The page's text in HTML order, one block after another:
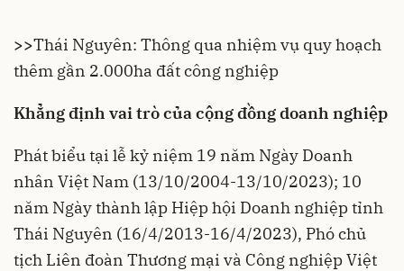
>>Thái Nguyên: Thông qua nhiệm vụ quy hoạch
thêm gần 2.000ha đất công nghiệp
Khẳng định vai trò của cộng đồng doanh nghiệp
Phát biểu tại lễ kỷ niệm 19 năm Ngày Doanh
nhân Việt Nam (13/10/2004-13/10/2023); 10
năm Ngày thành lập Hiệp hội Doanh nghiệp tỉnh
Thái Nguyên (16/4/2013-16/4/2023), Phó chủ
tịch Liên đoàn Thương mại và Công nghiệp Việt